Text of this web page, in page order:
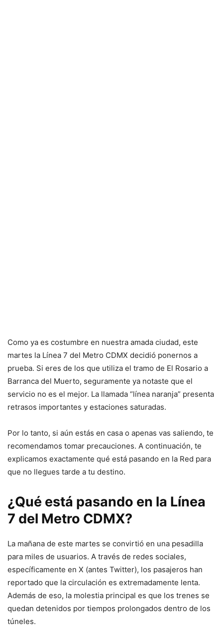
Como ya es costumbre en nuestra amada ciudad, este
martes la Línea 7 del Metro CDMX decidió ponernos a
prueba. Si eres de los que utiliza el tramo de El Rosario a
Barranca del Muerto, seguramente ya notaste que el
servicio no es el mejor. La llamada “línea naranja” presenta
retrasos importantes y estaciones saturadas.
Por lo tanto, si aún estás en casa o apenas vas saliendo, te
recomendamos tomar precauciones. A continuación, te
explicamos exactamente qué está pasando en la Red para
que no llegues tarde a tu destino.
¿Qué está pasando en la Línea
7 del Metro CDMX?
La mañana de este martes se convirtió en una pesadilla
para miles de usuarios. A través de redes sociales,
específicamente en X (antes Twitter), los pasajeros han
reportado que la circulación es extremadamente lenta.
Además de eso, la molestia principal es que los trenes se
quedan detenidos por tiempos prolongados dentro de los
túneles.